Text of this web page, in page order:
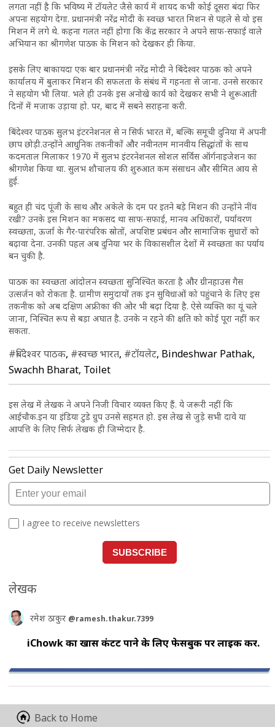
लगता नहीं है कि भविष्य में टॉयलेट जैसे कार्य में शायद कभी कोई दूसरा बंदा फिर
अपना सहयोग देगा. प्रधानमंत्री नरेंद्र मोदी के स्वच्छ भारत मिशन से पहले से वो इस
मिशन में लगे थे. कहना गलत नहीं होगा कि केंद्र सरकार ने अपने साफ-सफाई वाले
अभियान का श्रीगणेश पाठक के मिशन को देखकर ही किया.
इसके लिए बाकायदा एक बार प्रधानमंत्री नरेंद्र मोदी ने बिंदेश्वर पाठक को अपने
कार्यालय में बुलाकर मिशन की सफलता के संबंध में गहनता से जाना. उनसे सरकार
ने सहयोग भी लिया. भले ही उनके इस अनोखे कार्य को देखकर सभी ने शुरूआती
दिनों में मजाक उड़ाया हो. पर, बाद में सबने सराहना करी.
बिंदेश्वर पाठक सुलभ इंटरनेशनल से न सिर्फ भारत में, बल्कि समूची दुनिया में अपनी
छाप छोड़ी.उन्होंने आधुनिक तकनीकों और नवीनतम मानवीय सिद्धांतों के साथ
कदमताल मिलाकर 1970 में सुलभ इंटरनेशनल सोशल सर्विस ऑर्गनाइजेशन का
श्रीगणेश किया था. सुलभ शौचालय की शुरुआत कम संसाधन और सीमित आय से
हुई.
बहुत ही चंद पूंजी के साथ और अकेले के दम पर इतने बड़े मिशन की उन्होंने नींव
रखी? उनके इस मिशन का मकसद था साफ-सफाई, मानव अधिकारों, पर्यावरण
स्वच्छता, ऊर्जा के गैर-पारंपरिक स्रोतों, अपशिष्ट प्रबंधन और सामाजिक सुधारों को
बढ़ावा देना. उनकी पहल अब दुनिया भर के विकासशील देशों में स्वच्छता का पर्याय
बन चुकी है.
पाठक का स्वच्छता आंदोलन स्वच्छता सुनिश्चित करता है और ग्रीनहाउस गैस
उत्सर्जन को रोकता है. ग्रामीण समुदायों तक इन सुविधाओं को पहुंचाने के लिए इस
तकनीक को अब दक्षिण अफ्रीका की ओर भी बढ़ा दिया है. ऐसे व्यक्ति का यूं चले
जाना, निश्चित रूप से बड़ा अघात है. उनके न रहने की क्षति को कोई पूरा नहीं कर
सकता.
#बिंदेश्वर पाठक, #स्वच्छ भारत, #टॉयलेट, Bindeshwar Pathak,
Swachh Bharat, Toilet
इस लेख में लेखक ने अपने निजी विचार व्यक्त किए हैं. ये जरूरी नहीं कि
आईचौक.इन या इंडिया टुडे ग्रुप उनसे सहमत हो. इस लेख से जुड़े सभी दावे या
आपत्ति के लिए सिर्फ लेखक ही जिम्मेदार है.
लेखक
रमेश ठाकुर @ramesh.thakur.7399
iChowk का खास कंटेंट पाने के लिए फेसबुक पर लाइक करें.
आपकी राय
Back to Home